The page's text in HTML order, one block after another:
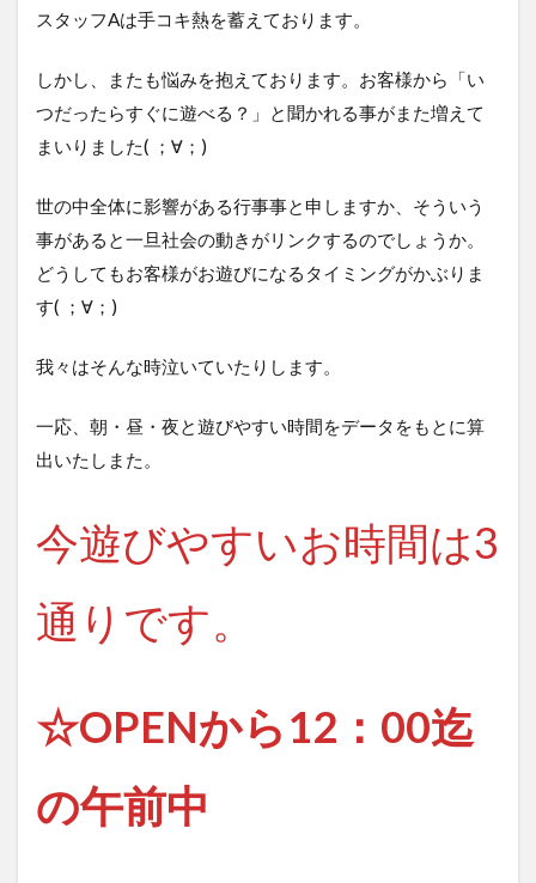
スタッフAは手コキ熱を蓄えております。
しかし、またも悩みを抱えております。お客様から「い
つだったらすぐに遊べる？」と聞かれる事がまた増えて
まいりました( ；∀；)
世の中全体に影響がある行事事と申しますか、そういう
事があると一旦社会の動きがリンクするのでしょうか。
どうしてもお客様がお遊びになるタイミングがかぶりま
す( ；∀；)
我々はそんな時泣いていたりします。
一応、朝・昼・夜と遊びやすい時間をデータをもとに算
出いたしまた。
今遊びやすいお時間は3
通りです。
☆OPENから12：00迄
の午前中